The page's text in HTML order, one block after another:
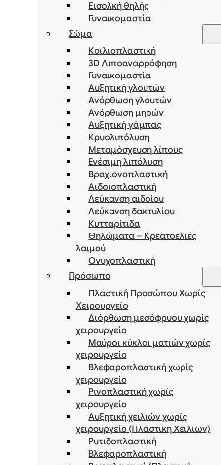
Εισολκή θηλής
Γυναικομαστία
Σώμα
Κοιλιοπλαστική
3D Λιποαναρρόφηση
Γυναικομαστία
Αυξητική γλουτών
Ανόρθωση γλουτών
Ανόρθωση μηρών
Αυξητική γάμπας
Κρυολιπόλυση
Μεταμόσχευση λίπους
Ενέσιμη λιπόλυση
Bραχιονοπλαστική
Αιδοιοπλαστική
Λεύκανση αιδοίου
Λεύκανση δακτυλίου
Κυτταρίτιδα
Θηλώματα – Κρεατοελιές
λαιμού
Ονυχοπλαστική
Πρόσωπο
Πλαστική Προσώπου Χωρίς
Χειρουργείο
Διόρθωση μεσόφρυου χωρίς
χειρουργείο
Μαύροι κύκλοι ματιών χωρίς
χειρουργείο
Βλεφαροπλαστική χωρίς
χειρουργείο
Ρινοπλαστική χωρίς
χειρουργείο
Αυξητική χειλιών χωρίς
χειρουργείο (Πλαστικη Χειλιων)
Ρυτιδοπλαστική
Βλεφαροπλαστική